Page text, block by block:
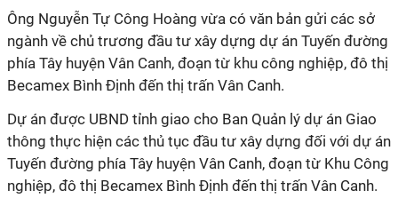
Ông Nguyễn Tự Công Hoàng vừa có văn bản gửi các sở
ngành về chủ trương đầu tư xây dựng dự án Tuyến đường
phía Tây huyện Vân Canh, đoạn từ khu công nghiệp, đô thị
Becamex Bình Định đến thị trấn Vân Canh.
Dự án được UBND tỉnh giao cho Ban Quản lý dự án Giao
thông thực hiện các thủ tục đầu tư xây dựng đối với dự án
Tuyến đường phía Tây huyện Vân Canh, đoạn từ Khu Công
nghiệp, đô thị Becamex Bình Định đến thị trấn Vân Canh.